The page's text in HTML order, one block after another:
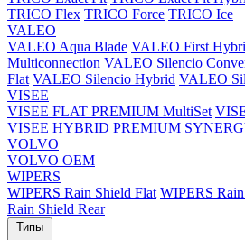
TRICO Flex TRICO Force TRICO Ice
VALEO
VALEO Aqua Blade VALEO First
Multiconnection VALEO Silencio
Flat VALEO Silencio Hybrid VALEO
VISEE
VISEE FLAT PREMIUM MultiSet
VISEE HYBRID PREMIUM
VOLVO
VOLVO OEM
WIPERS
WIPERS Rain Shield Flat WIPERS
Rain Shield Rear
Типы